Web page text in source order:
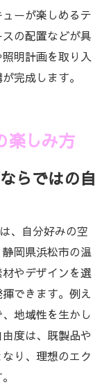
ーが楽しめるテ
の配置などが具
明計画を取り入
完成します。
楽しみ方
らではの自
、自分好みの空
岡県浜松市の温
やデザインを選
できます。例え
地域性を生かし
度は、既製品や
り、理想のエク